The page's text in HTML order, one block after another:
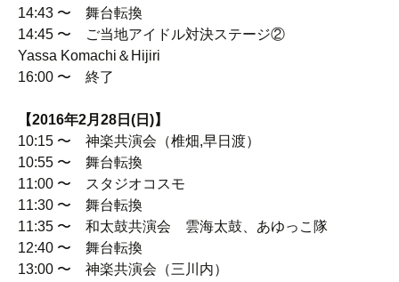
14:43 〜 舞台転換
14:45 〜 ご当地アイドル対決ステージ②
Yassa Komachi＆Hijiri
16:00 〜 終了
【2016年2月28日(日)】
10:15 〜 神楽共演会（椎畑,早日渡）
10:55 〜 舞台転換
11:00 〜 スタジオコスモ
11:30 〜 舞台転換
11:35 〜 和太鼓共演会 雲海太鼓、あゆっこ隊
12:40 〜 舞台転換
13:00 〜 神楽共演会（三川内）